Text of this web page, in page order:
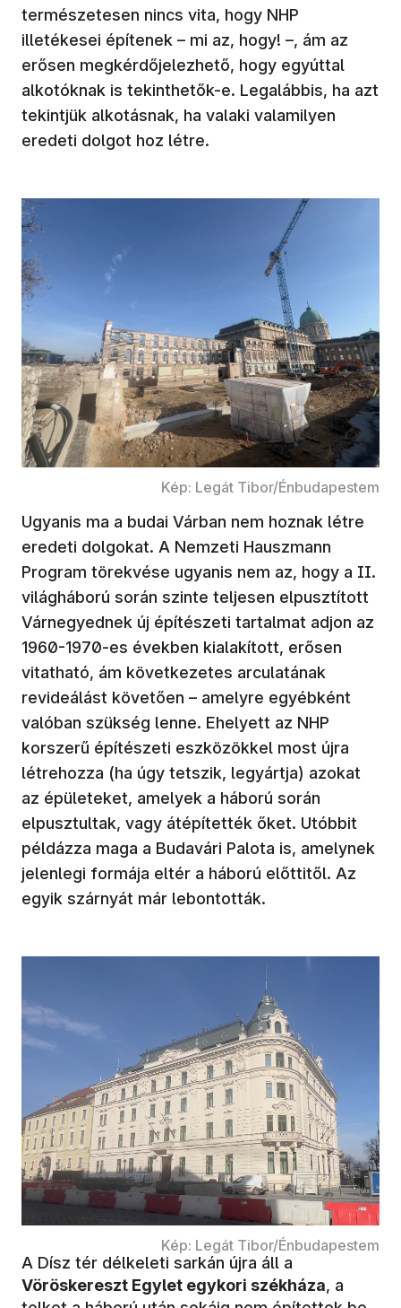
természetesen nincs vita, hogy NHP
illetékesei építenek – mi az, hogy! –, ám az
erősen megkérdőjelezhető, hogy egyúttal
alkotóknak is tekinthetők-e. Legalábbis, ha azt
tekintjük alkotásnak, ha valaki valamilyen
eredeti dolgot hoz létre.
Kép: Legát Tibor/Énbudapestem
Ugyanis ma a budai Várban nem hoznak létre
eredeti dolgokat. A Nemzeti Hauszmann
Program törekvése ugyanis nem az, hogy a II.
világháború során szinte teljesen elpusztított
Várnegyednek új építészeti tartalmat adjon az
1960-1970-es években kialakított, erősen
vitatható, ám következetes arculatának
revideálást követően – amelyre egyébként
valóban szükség lenne. Ehelyett az NHP
korszerű építészeti eszközökkel most újra
létrehozza (ha úgy tetszik, legyártja) azokat
az épületeket, amelyek a háború során
elpusztultak, vagy átépítették őket. Utóbbit
példázza maga a Budavári Palota is, amelynek
jelenlegi formája eltér a háború előttitől. Az
egyik szárnyát már lebontották.
Kép: Legát Tibor/Énbudapestem
A Dísz tér délkeleti sarkán újra áll a
Vöröskereszt Egylet egykori székháza, a